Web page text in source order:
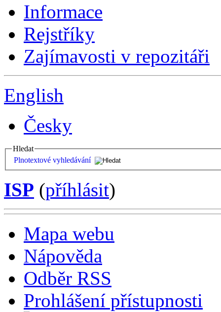
Informace
Rejstříky
Zajímavosti v repozitáři
English
Česky
Hledat
Plnotextové vyhledávání
ISP (příhlásit)
Mapa webu
Nápověda
Odběr RSS
Prohlášení přístupnosti